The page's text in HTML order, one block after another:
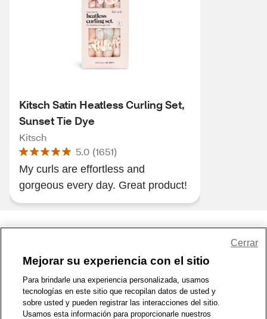
Kitsch Satin Heatless Curling Set,
Sunset Tie Dye
Kitsch
5.0 (1651)
My curls are effortless and
gorgeous every day. Great product!
1-800-679-9691 | Contáctenos | Términos de Uso | Accesibilidad
Política de Privacidad | WA Privacy Policy | Mapa del sitio
Zona de Bienestar | © 1999 - 2026 CVS.com
Mejorar su experiencia con el sitio
Para brindarle una experiencia personalizada, usamos
tecnologías en este sitio que recopilan datos de usted y
sobre usted y pueden registrar las interacciones del sitio.
Usamos esta información para proporcionarle nuestros
Cerrar